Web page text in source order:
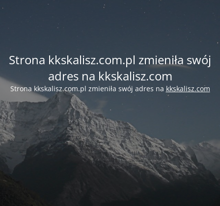
Strona kkskalisz.com.pl zmieniła swój
adres na kkskalisz.com
Strona kkskalisz.com.pl zmieniła swój adres na kkskalisz.com